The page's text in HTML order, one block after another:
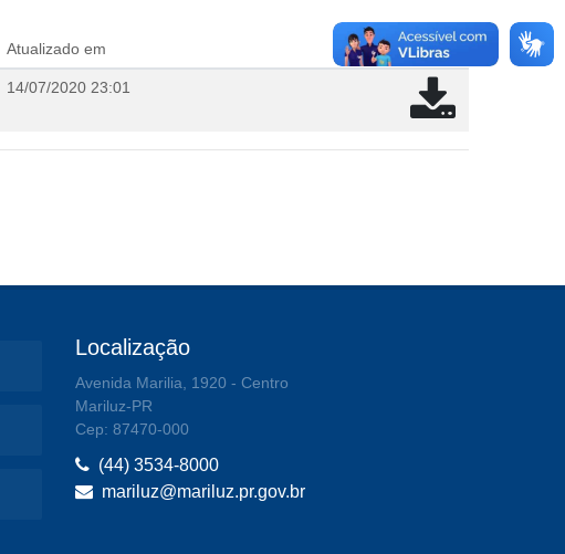
Atualizado em
14/07/2020 23:01
Localização
Avenida Marilia, 1920 - Centro
Mariluz-PR
Cep: 87470-000
(44) 3534-8000
mariluz@mariluz.pr.gov.br